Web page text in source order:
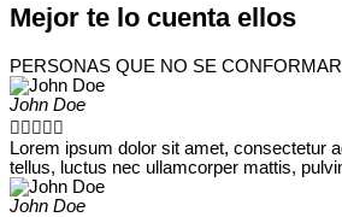
Mejor te lo cuenta ellos
PERSONAS QUE NO SE
John Doe
    
Lorem ipsum dolor sit amet, consectetur
tellus, luctus nec ullamcorper mattis,
John Doe